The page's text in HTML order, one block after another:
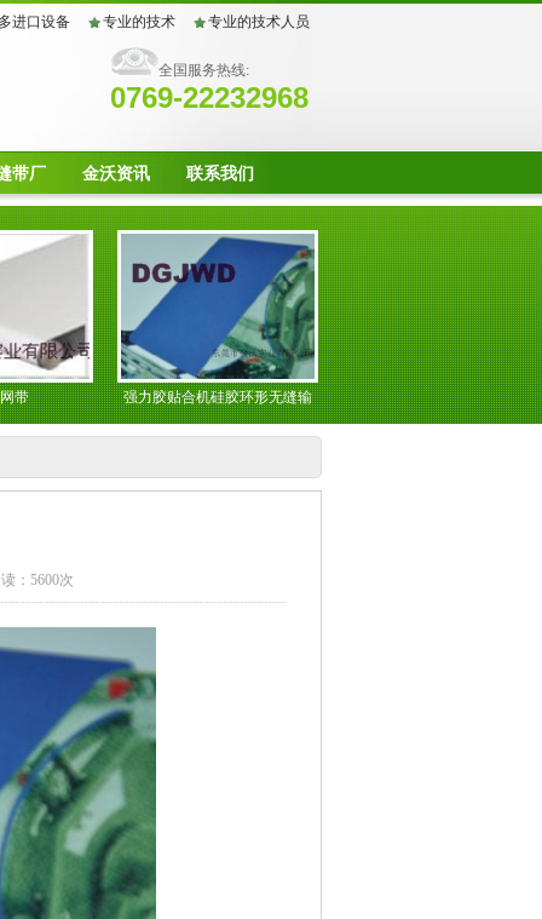
进口设备 专业的技术 专业的技术人员
全国服务热线:
0769-22232968
带厂 金沃资讯 联系我们
强力胶贴合机硅胶环形无缝输
送带
聚酯螺旋网
：5600次